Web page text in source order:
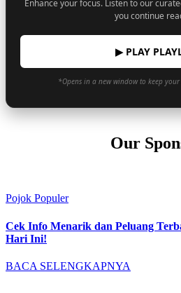
Enhance your focus. Listen to our
you continue
▶ PLAY
*Opens in a new window to keep
Our
Pojok Populer
Cek Info Menarik dan Peluang
Hari Ini!
BACA SELENGKAPNYA